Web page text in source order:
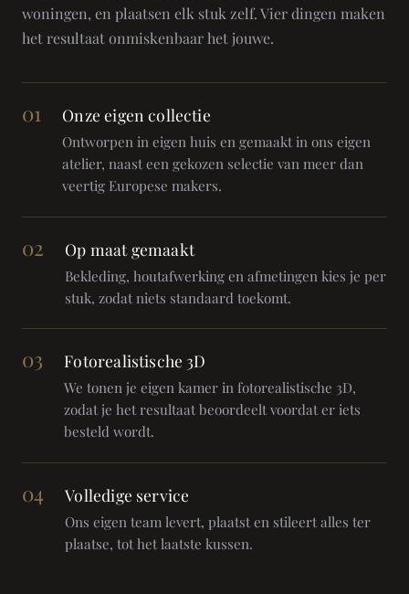
woningen, en plaatsen elk stuk zelf. Vier dingen maken
het resultaat onmiskenbaar het jouwe.
01 Onze eigen collectie
Ontworpen in eigen huis en gemaakt in ons eigen
atelier, naast een gekozen selectie van meer dan
veertig Europese makers.
02 Op maat gemaakt
Bekleding, houtafwerking en afmetingen kies je per
stuk, zodat niets standaard toekomt.
03 Fotorealistische 3D
We tonen je eigen kamer in fotorealistische 3D,
zodat je het resultaat beoordeelt voordat er iets
besteld wordt.
04 Volledige service
Ons eigen team levert, plaatst en stileert alles ter
plaatse, tot het laatste kussen.